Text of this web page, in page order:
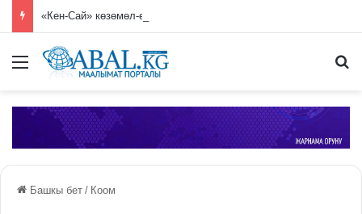
Меню
Башкы бет / Коом